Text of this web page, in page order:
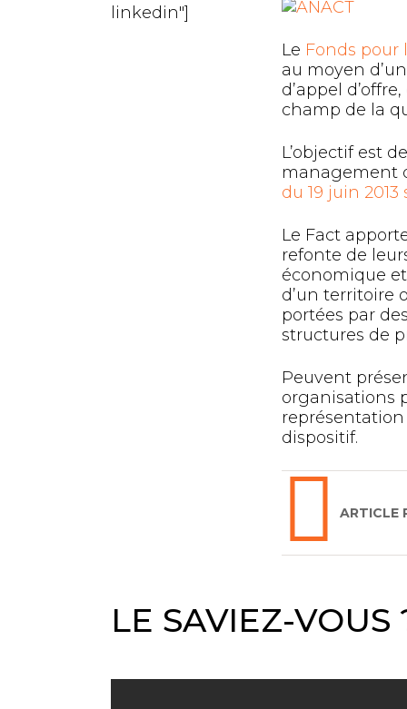
linkedin"]
Le Fonds pour
au moyen
d’appel
champ de la
L’objectif est
management
du 19 juin
Le Fact
refonte de
économique
d’un territoire
portées par
structures de
Peuvent
organisations
dispositif.
ARTICLE
LE SAVIEZ-VOUS